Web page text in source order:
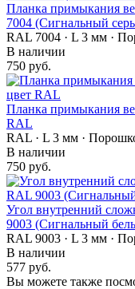
Планка примыкания
7004 (Сигнальный
RAL 7004 · L 3 мм ·
В наличии
750 руб.
Планка примыкания
RAL
RAL · L 3 мм ·
В наличии
750 руб.
Угол внутренний
9003 (Сигнальный
RAL 9003 · L 3 мм ·
В наличии
577 руб.
Вы можете также